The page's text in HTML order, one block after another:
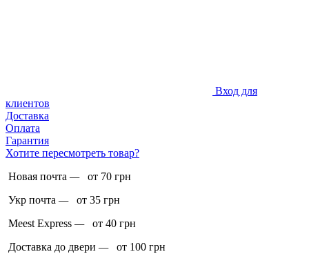
Вход для
клиентов
Доставка
Оплата
Гарантия
Хотите пересмотреть товар?
Новая почта —
от 70 грн
Укр почта —
от 35 грн
Meest Express — от 40 грн
Доставка до двери —от 100 грн